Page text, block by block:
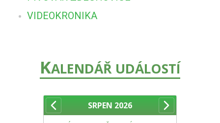
VIDEOKRONIKA
KALENDÁŘ UDÁLOSTÍ
SRPEN 2026